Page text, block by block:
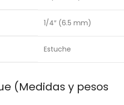
1/4″ (6.5 mm)
Estuche
(Medidas y pesos